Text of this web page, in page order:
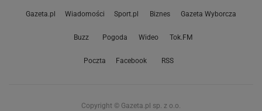
Gazeta.pl Wiadomości Sport.pl Biznes Gazeta Wyborcza
Buzz Pogoda Wideo Tok.FM
Poczta Facebook RSS
Copyright © Gazeta.pl sp. z o.o.